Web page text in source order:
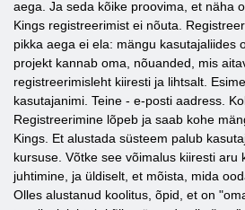
aega. Ja seda kõike proovima, et näha
Kings registreerimist ei nõuta.
pikka aega ei ela: mängu kasutajaliides
projekt kannab oma, nõuanded, mis
registreerimisleht kiiresti ja lihtsalt.
kasutajanimi. Teine - e-posti aadress.
Registreerimine lõpeb ja saab kohe
Kings. Et alustada süsteem palub
kursuse. Võtke see võimalus kiiresti aru
juhtimine, ja üldiselt, et mõista, mida
Olles alustanud koolitus, õpid, et on